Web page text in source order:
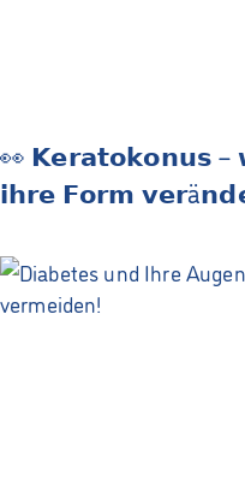
👀 𝗞𝗲𝗿𝗮𝘁𝗼𝗸𝗼𝗻𝘂𝘀
𝗶𝗵𝗿𝗲 𝗙𝗼𝗿𝗺